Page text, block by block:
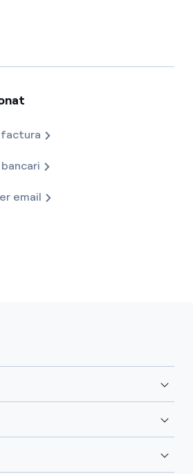
factura
email